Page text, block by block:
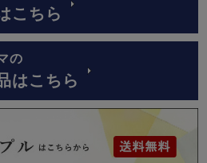
こちら
の
はこちら